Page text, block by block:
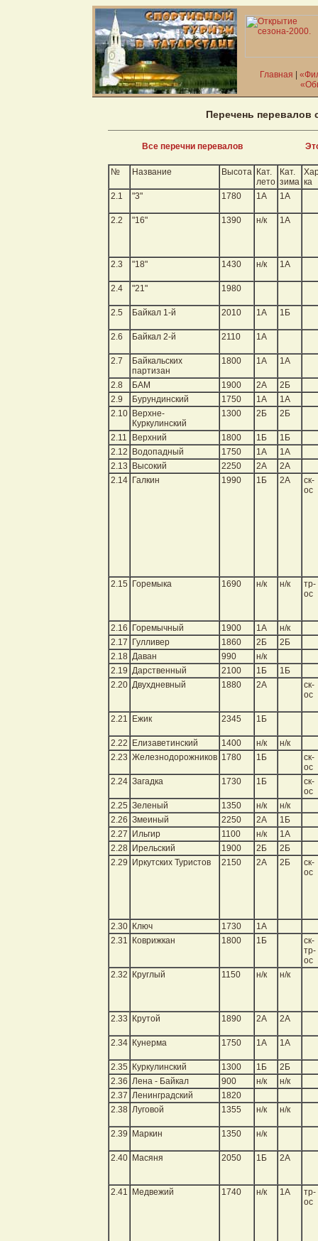
Главная
Перечень перевалов
Все перечни перевалов
№ Название Высота Кат.
лето
Кат.
зима ка
2.1
"3" 1780 1А 1А
2.2 "16" 1390 н/к 1А
2.3 "18" 1430 н/к 1А
2.4 "21" 1980
2.5 Байкал 1-й 2010 1А 1Б
2.6 Байкал 2-й 2110 1А
2.7
Байкальских
партизан
1800 1А 1А
2.8 БАМ 1900 2А
2Б
2.9
Бурундинский 1750 1А
1А
2.10 Верхне-
Куркулинский
1300 2Б 2Б
2.11 Верхний 1800 1Б
1Б
2.12
Водопадный 1750 1А
1А
2.13
Высокий 2250 2А
2А
2.14 Галкин 1990 1Б 2А
ск-
ос
2.15 Горемыка 1690 н/к н/к
тр-
ос
2.16 Горемычный 1900 1А
н/к
2.17
Гулливер 1860 2Б
2Б
2.18 Даван 990
н/к
2.19 Дарственный 2100 1Б
1Б
2.20 Двухдневный 1880 2А
ск-
ос
2.21 Ежик 2345 1Б
2.22 Елизаветинский 1400 н/к
н/к
2.23 Железнодорожников 1780 1Б
ск-
ос
2.24 Загадка 1730 1Б
ск-
ос
2.25 Зеленый 1350 н/к
н/к
2.26 Змеиный 2250 2А
1Б
2.27
Ильгир 1100 н/к
1А
2.28
Ирельский 1900 2Б
2Б
2.29
Иркутских Туристов 2150 2А 2Б
ск-
ос
2.30 Ключ 1730
1А
2.31
Коврижкан 1800 1Б
ск-
тр-
ос
2.32
Круглый 1150 н/к н/к
2.33 Крутой 1890 2А 2А
2.34 Кунерма 1750 1А 1А
2.35 Куркулинский 1300 1Б
2Б
2.36 Лена - Байкал 900 н/к
н/к
2.37 Ленинградский
1820
2.38 Луговой 1355 н/к н/к
2.39 Маркин 1350 н/к
2.40 Масяня 2050 1Б 2А
2.41 Медвежий 1740 н/к 1А
тр-
ос